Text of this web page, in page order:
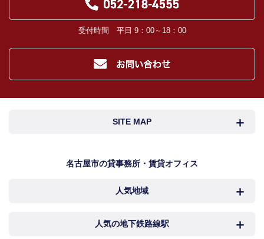
受付時間 平日 9：00～18：00
SITE MAP
名古屋市近郊検索
地図検索
NEWS
名古屋市の貸事務所・賃貸オフィス
人気地域
人気の地下鉄路線駅